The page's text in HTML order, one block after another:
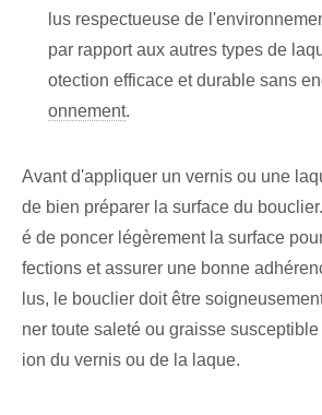
lus respectueuse de
par rapport aux autres types de
otection efficace et durable sans
onnement.
Avant d'appliquer un vernis ou une
de bien préparer la surface du
é de poncer légèrement la surface
fections et assurer une bonne
lus, le bouclier doit être
ner toute saleté ou graisse
ion du vernis ou de la laque.